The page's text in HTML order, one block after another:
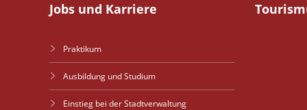
Jobs und Karriere
Praktikum
Ausbildung und Studium
Einstieg bei der Stadtverwaltung